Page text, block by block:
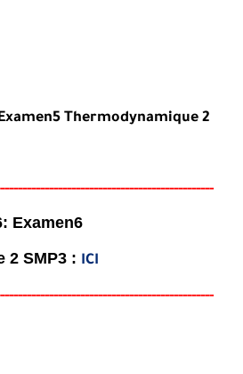
Thermodynamique 2
------------
Examen6
2 SMP3 : ICI
----------------